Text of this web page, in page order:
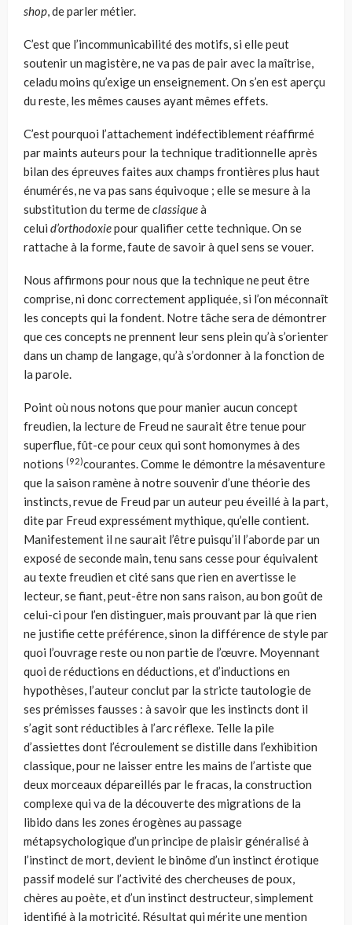
shop, de parler métier.
C’est que l’incommunicabilité des motifs, si elle peut
soutenir un magistère, ne va pas de pair avec la maîtrise,
celadu moins qu’exige un enseignement. On s’en est aperçu
du reste, les mêmes causes ayant mêmes effets.
C’est pourquoi l’attachement indéfectiblement réaffirmé
par maints auteurs pour la technique traditionnelle après
bilan des épreuves faites aux champs frontières plus haut
énumérés, ne va pas sans équivoque ; elle se mesure à la
substitution du terme declassiqueà
celui d’orthodoxiepourqualifier cette technique. On se
rattache à la forme, faute de savoir à quel sens se vouer.
Nous affirmons pour nous que la technique ne peut être
comprise, ni donc correctement appliquée, si l’on méconnaît
les concepts qui la fondent. Notre tâche sera de démontrer
que ces concepts ne prennent leur sens plein qu’à s’orienter
dans un champ de langage, qu’à s’ordonner à la fonction de
la parole.
Point où nous notons que pour manier aucun concept
freudien, la lecture de Freud ne saurait être tenue pour
superflue, fût-ce pour ceux qui sont homonymes à des
notions (92)courantes. Comme le démontre la mésaventure
que la saison ramène à notre souvenir d’une théorie des
instincts, revue de Freud par un auteur peu éveillé à la part,
dite par Freud expressément mythique, qu’elle contient.
Manifestement il ne saurait l’être puisqu’il l’aborde par un
exposé de seconde main, tenu sans cesse pour équivalent
au texte freudien et cité sans que rien en avertisse le
lecteur, se fiant, peut-être non sans raison, au bon goût de
celui-ci pour l’en distinguer, mais prouvant par là que rien
ne justifie cette préférence, sinon la différence de style par
quoi l’ouvrage reste ou non partie de l’œuvre. Moyennant
quoi de réductions en déductions, et d’inductions en
hypothèses, l’auteur conclut par la stricte tautologie de
ses prémisses fausses : à savoir que les instincts dont il
s’agit sont réductibles à l’arc réflexe. Telle la pile
d’assiettes dont l’écroulement se distille dans l’exhibition
classique, pour ne laisser entre les mains de l’artiste que
deux morceaux dépareillés par le fracas, la construction
complexe qui va de la découverte des migrations de la
libido dans les zones érogènes au passage
métapsychologique d’un principe de plaisir généralisé à
l’instinct de mort, devient le binôme d’un instinct érotique
passif modelé sur l’activité des chercheuses de poux,
chères au poète, et d’un instinct destructeur, simplement
identifié à la motricité. Résultat qui mérite une mention